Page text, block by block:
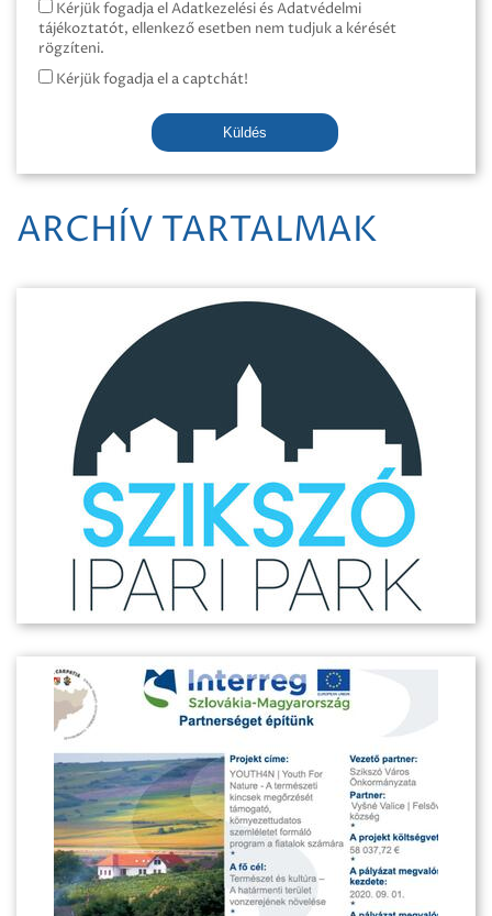
Kérjük fogadja el Adatkezelési és Adatvédelmi
tájékoztatót, ellenkező esetben nem tudjuk a kérését
rögzíteni.
Kérjük fogadja el a captchát!
Küldés
ARCHÍV TARTALMAK